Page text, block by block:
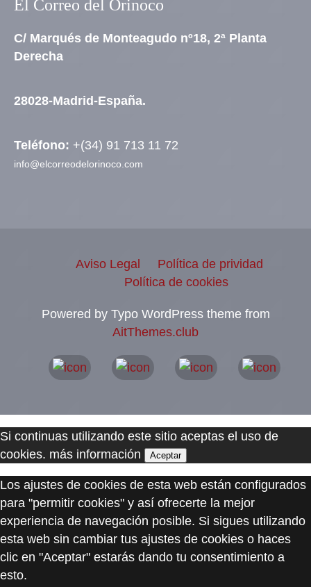
El Correo del Orinoco
C/ Marqués de Monteagudo nº18, 2ª Planta
Derecha
28028-Madrid-España.
Teléfono: +(34) 91 713 11 72
info@elcorreodelorinoco.com
Aviso Legal
Política de prividad
Política de cookies
Powered by Typo WordPress theme from
AitThemes.club
Si continuas utilizando este sitio aceptas el uso de
cookies. más información Aceptar
Los ajustes de cookies de esta web están configurados
para "permitir cookies" y así ofrecerte la mejor
experiencia de navegación posible. Si sigues utilizando
esta web sin cambiar tus ajustes de cookies o haces
clic en "Aceptar" estarás dando tu consentimiento a
esto.